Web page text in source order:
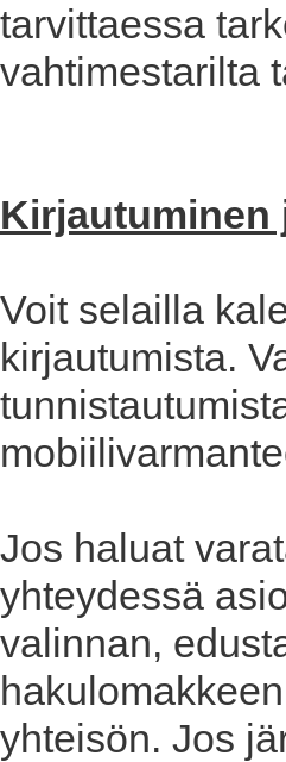
tarvittaessa
vahtimestarilta
Kirjautuminen
Voit selailla
kirjautumista.
Jos haluat
yhteydessä
valinnan,
yhteisön. Jos